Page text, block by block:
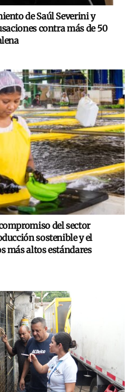
de Saúl Severini y
contra más de 50
del sector
sostenible y el
más altos estándares